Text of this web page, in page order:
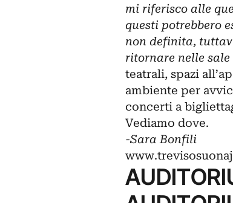
mi riferisco alle
questi potrebbero
non definita,
ritornare nelle sale
teatrali, spazi
ambiente per
concerti a
Vediamo dove.
-Sara Bonfili